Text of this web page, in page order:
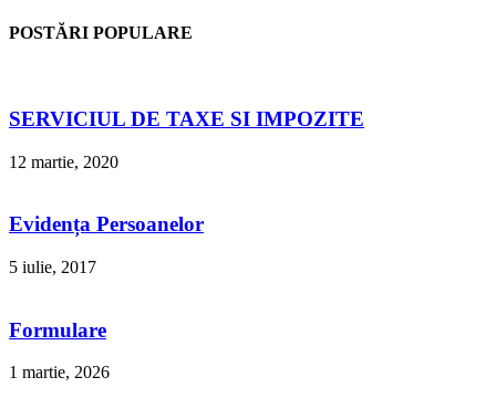
POSTĂRI POPULARE
SERVICIUL DE TAXE SI IMPOZITE
12 martie, 2020
Evidența Persoanelor
5 iulie, 2017
Formulare
1 martie, 2026